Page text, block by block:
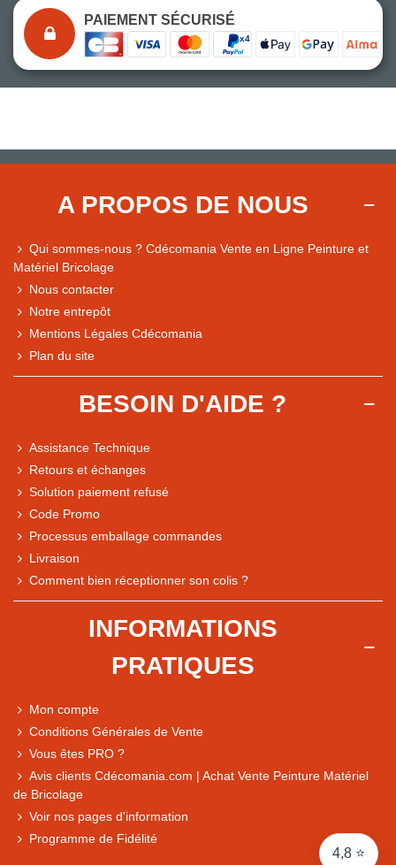
4,8 ⭐
Comparaison des performances du magasin
Express, Chez vous, Point relais, Retrait magasin
PAIEMENT SÉCURISÉ
A PROPOS DE NOUS
Qui sommes-nous ? Cdécomania Vente en Ligne Peinture et
Matériel Bricolage
Nous contacter
Notre entrepôt
Mentions Légales Cdécomania
Plan du site
BESOIN D'AIDE ?
Assistance Technique
Retours et échanges
Solution paiement refusé
Code Promo
Processus emballage commandes
Livraison
Comment bien réceptionner son colis ?
INFORMATIONS
PRATIQUES
Mon compte
Conditions Générales de Vente
Vous êtes PRO ?
Avis clients Cdécomania.com | Achat Vente Peinture Matériel
de Bricolage
Voir nos pages d'information
Programme de Fidélité